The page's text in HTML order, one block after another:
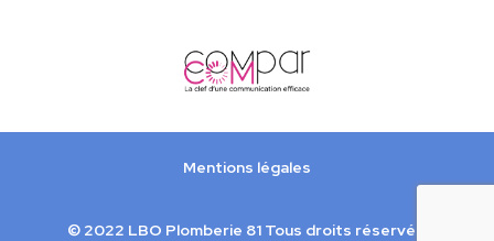
Mentions légales
© 2022 LBO Plomberie 81 Tous droits réservés.